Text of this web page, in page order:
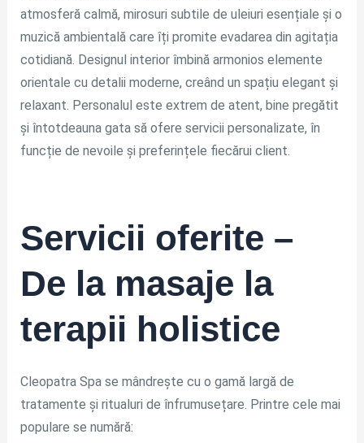
atmosferă calmă, mirosuri subtile de uleiuri esențiale și o
muzică ambientală care îți promite evadarea din agitația
cotidiană. Designul interior îmbină armonios elemente
orientale cu detalii moderne, creând un spațiu elegant și
relaxant. Personalul este extrem de atent, bine pregătit
și întotdeauna gata să ofere servicii personalizate, în
funcție de nevoile și preferințele fiecărui client.
Servicii oferite –
De la masaje la
terapii holistice
Cleopatra Spa se mândrește cu o gamă largă de
tratamente și ritualuri de înfrumusețare. Printre cele mai
populare se numără: